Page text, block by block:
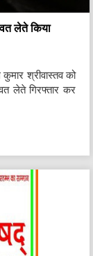
लेते किया
श्रीवास्तव को
लेते गिरफ्तार कर